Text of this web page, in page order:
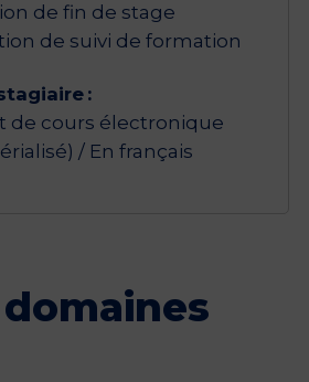
de fin de stage
de suivi de formation
:
de cours électronique
/ En français